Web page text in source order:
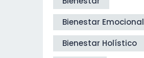
Bienestar Emocional
Bienestar Holístico